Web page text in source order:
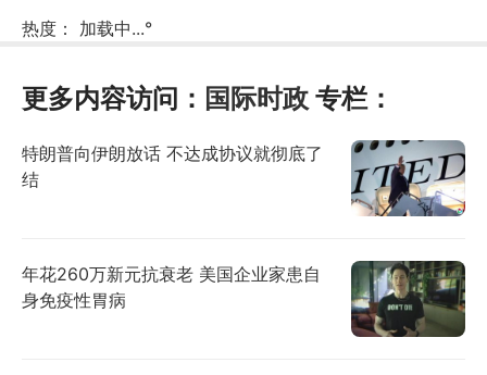
热度： 加载中...°
更多内容访问： 国际时政 专栏：
特朗普向伊朗放话 不达成协议就彻底了
结
年花260万新元抗衰老 美国企业家患自
身免疫性胃病